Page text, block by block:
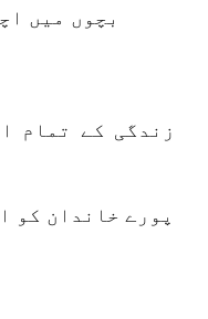
بچوں میں
زندگی کے تمام
پورے خاندان کو